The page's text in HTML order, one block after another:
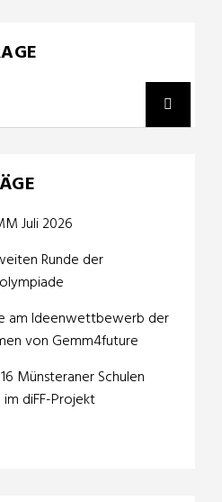
Juli 2026
Runde der
am Ideenwettbewerb der
von Gemm4future
Münsteraner Schulen
diFF-Projekt